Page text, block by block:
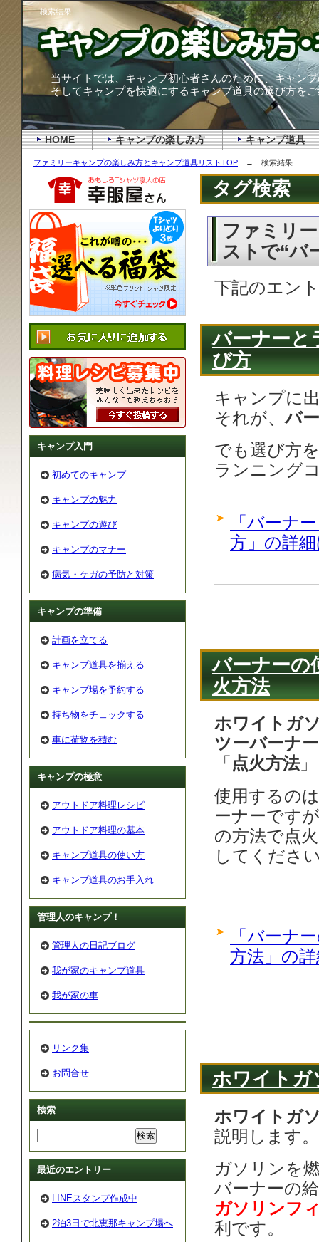
検索結果
タグ検索
ファミリ
ストで“バ
下記のエン
バーナーと
び方
キャンプに
それが、バ
でも選び方
ランニング
「バーナ
方」の詳
バーナー
火方法
ホワイトガ
ツーバーナ
「 点火方法
使用するの
ーナーです
の方法で点
してくださ
「バーナ
方法」の
ホワイトガ
ホワイトガ
説明します。
ガソリンを
バーナーの
ガソリンフ
利です。
キャンプ入門
初めてのキャンプ
キャンプの魅力
キャンプの遊び
キャンプのマナー
病気・ケガの予防と対策
キャンプの準備
計画を立てる
キャンプ道具を揃える
キャンプ場を予約する
持ち物をチェックする
車に荷物を積む
キャンプの極意
アウトドア料理レシピ
アウトドア料理の基本
キャンプ道具の使い方
キャンプ道具のお手入れ
管理人のキャンプ！
管理人の日記ブログ
我が家のキャンプ道具
我が家の車
リンク集
お問合せ
検索
最近のエントリー
LINEスタンプ作成中
2泊3日で北恵那キャンプ場へ
当サイトでは、キャンプ初心者さんのために、キャン
そしてキャンプを快適にするキャンプ道具の選び方を
HOME キャンプの楽しみ方 キャンプ道具
ファミリーキャンプの楽しみ方とキャンプ道具リストTOP → 検索結果